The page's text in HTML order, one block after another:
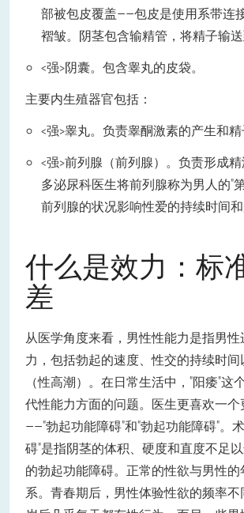
部被包皮覆盖——包皮是使用系带连
褶皱。阴茎包含输精管，将精子输送
<强>阴囊。包含睾丸的皮袋。
主要内生殖器官包括：
<强>睾丸。负责睾酮激素的产生和精
<强>前列腺（前列腺）。负责形成
多泌尿科医生将前列腺称为男人的"
前列腺的状况影响性爱的持续时间和
什么是效力：标
差
从医学角度来看，男性性能力是指男
力，包括勃起的速度、性交的持续时
（性高潮）。 在日常生活中，"阳痿"这
代性能力方面的问题。医生更喜欢一个
——"勃起功能障碍"和"勃起功能障碍"。
碍"是指阴茎的体积、硬度和直度不足
的勃起功能障碍。 正常的性欲与男性
系。青春期后，男性体验性欲的频率不